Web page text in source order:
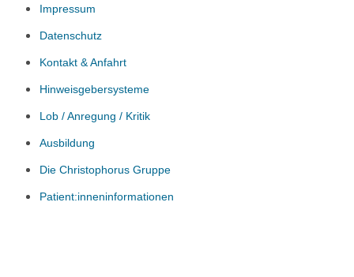
Impressum
Datenschutz
Kontakt & Anfahrt
Hinweisgebersysteme
Lob / Anregung / Kritik
Ausbildung
Die Christophorus Gruppe
Patient:inneninformationen